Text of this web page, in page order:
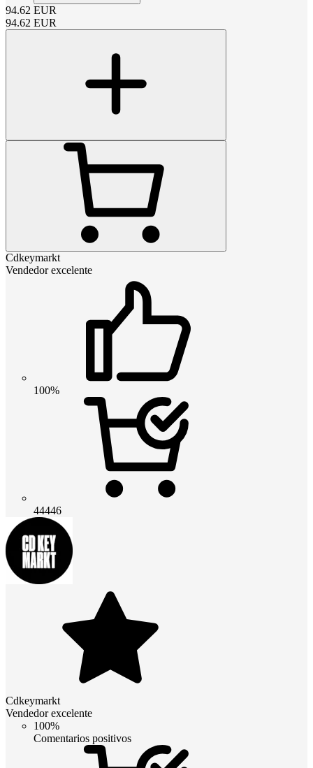
94.62 EUR
94.62 EUR
Cdkeymarkt
Vendedor excelente
100%
44446
Cdkeymarkt
Vendedor excelente
100%
Comentarios positivos